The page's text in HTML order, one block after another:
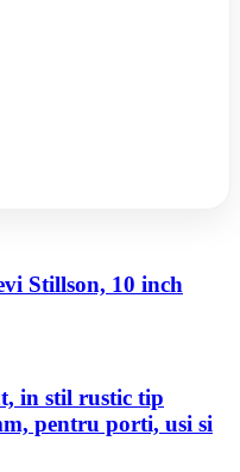
Stillson, 10 inch
in stil rustic tip
pentru porti, usi si